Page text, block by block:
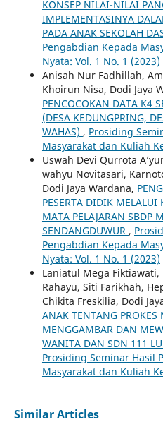
KONSEP NILAI-NILAI
IMPLEMENTASINYA
PADA ANAK SEKOLAH
Pengabdian Kepada
Nyata: Vol. 1 No. 1 (2023)
Anisah Nur Fadhillah,
Khoirun Nisa, Dodi Jaya
PENCOCOKAN DATA K4
(DESA KEDUNGPRING,
WAHAS) , Prosiding
Masyarakat dan Kuliah
Uswah Devi Qurrota
wahyu Novitasari,
Dodi Jaya Wardana,
PESERTA DIDIK MELALUI
MATA PELAJARAN SBDP
SENDANGDUWUR ,
Pengabdian Kepada
Nyata: Vol. 1 No. 1 (2023)
Laniatul Mega
Rahayu, Siti Farikhah,
Chikita Freskilia, Dodi
ANAK TENTANG
MENGGAMBAR DAN
WANITA DAN SDN 111
Prosiding Seminar Hasil
Masyarakat dan Kuliah
Similar Articles